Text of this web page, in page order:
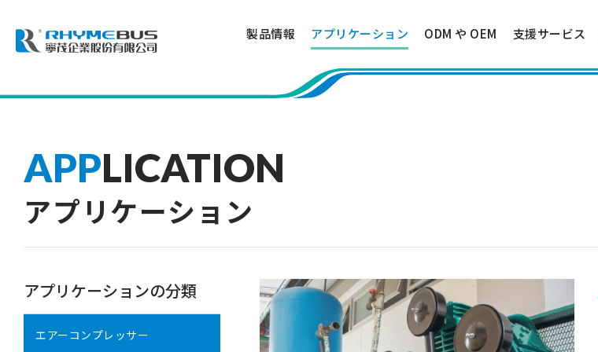
製品情報 アプリケーション ODM や OEM 支援サービス
APPLICATION
アプリケーション
アプリケーションの分類
エアーコンプレッサー